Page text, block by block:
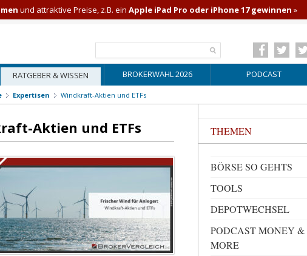
RATGEBER & WISSEN BROKERWAHL 2026 PODCAST
Expertisen Windkraft-Aktien und ETFs
THEMEN
BÖRSE SO GEHTS
TOOLS
DEPOTWECHSEL
PODCAST MONEY &
MORE
Aktien und ETFs
und attraktive Preise, z.B. ein Apple iPad Pro oder iPhone 17 gewinnen »